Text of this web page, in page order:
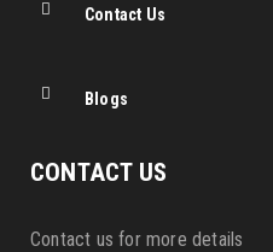
Contact Us
Blogs
CONTACT US
Contact us for more details